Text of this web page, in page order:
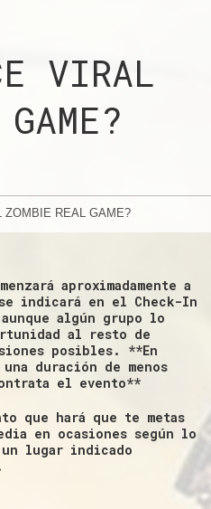
VIRAL
ZOMBIE REAL GAME?
aproximadamente a
indicará en el Check-In
algún grupo lo
al resto de
posibles. **En
duración de menos
el evento**
que hará que te metas
en ocasiones según lo
lugar indicado